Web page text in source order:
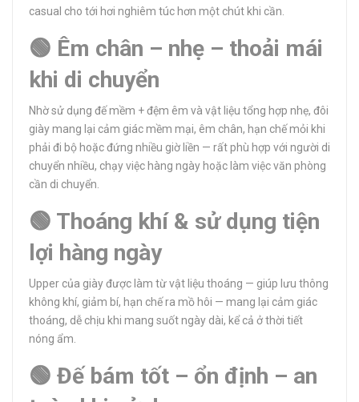
casual cho tới hơi nghiêm túc hơn một chút khi cần.
🟢 Êm chân – nhẹ – thoải mái
khi di chuyển
Nhờ sử dụng đế mềm + đệm êm và vật liệu tổng hợp nhẹ, đôi
giày mang lại cảm giác mềm mại, êm chân, hạn chế mỏi khi
phải đi bộ hoặc đứng nhiều giờ liền — rất phù hợp với người di
chuyển nhiều, chạy việc hàng ngày hoặc làm việc văn phòng
cần di chuyển.
🟢 Thoáng khí & sử dụng tiện
lợi hàng ngày
Upper của giày được làm từ vật liệu thoáng — giúp lưu thông
không khí, giảm bí, hạn chế ra mồ hôi — mang lại cảm giác
thoáng, dễ chịu khi mang suốt ngày dài, kể cả ở thời tiết
nóng ẩm.
🟢 Đế bám tốt – ổn định – an